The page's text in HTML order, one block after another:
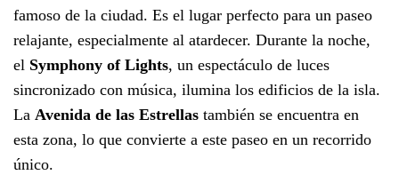
famoso de la ciudad. Es el lugar perfecto para un paseo
relajante, especialmente al atardecer. Durante la noche,
el Symphony of Lights, un espectáculo de luces
sincronizado con música, ilumina los edificios de la isla.
La Avenida de las Estrellas también se encuentra en
esta zona, lo que convierte a este paseo en un recorrido
único.